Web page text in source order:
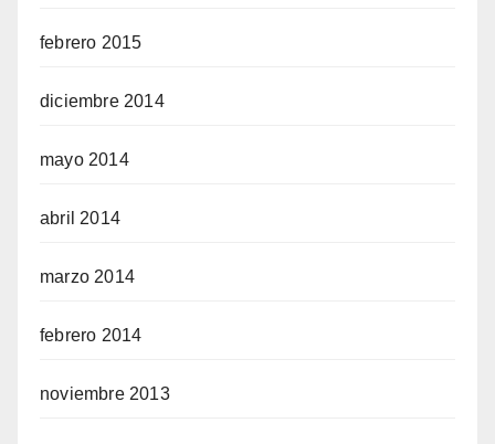
febrero 2015
diciembre 2014
mayo 2014
abril 2014
marzo 2014
febrero 2014
noviembre 2013